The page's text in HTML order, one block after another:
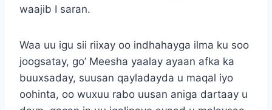
waajib I saran.
Waa uu igu sii riixay oo indhahayga ilma ku soo
joogsatay, go’ Meesha yaalay ayaan afka ka
buuxsaday, suusan qayladayda u maqal iyo
oohinta, oo wuxuu rabo uusan aniga dartaay u